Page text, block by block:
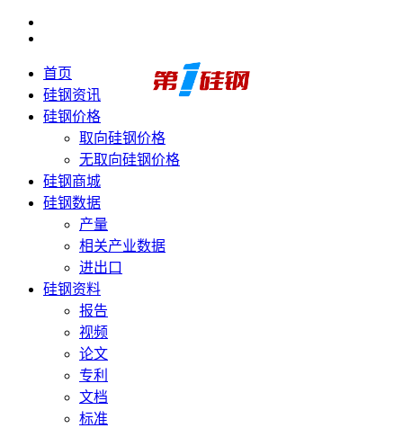
首页
硅钢资讯
硅钢价格
取向硅钢价格
无取向硅钢价格
硅钢商城
硅钢数据
产量
相关产业数据
进出口
硅钢资料
报告
视频
论文
专利
文档
标准